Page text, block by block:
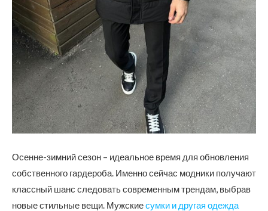
Осенне-зимний сезон – идеальное время для обновления
собственного гардероба. Именно сейчас модники получают
классный шанс следовать современным трендам, выбрав
новые стильные вещи. Мужскиесумки и другая одежда